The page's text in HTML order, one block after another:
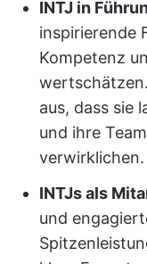
INTJ in
inspirierende
Kompetenz
aus, dass sie
und ihre
verwirklichen.
INTJs als
und